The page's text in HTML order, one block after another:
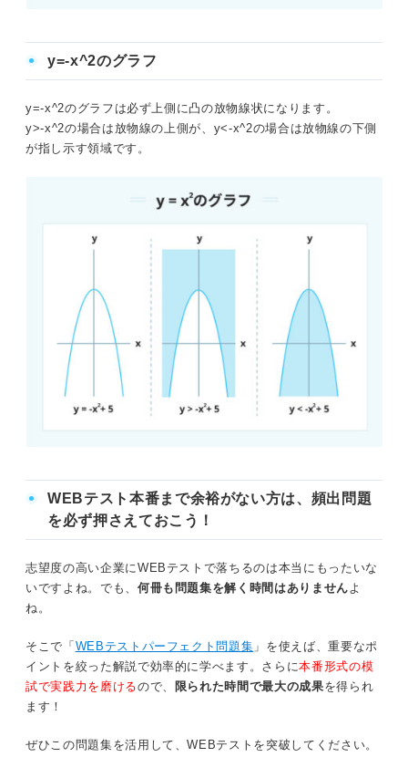
y=-x^2のグラフ
y=-x^2のグラフは必ず上側に凸の放物線状になります。
y>-x^2の場合は放物線の上側が、y<-x^2の場合は放物線の下側
が指し示す領域です。
WEBテスト本番まで余裕がない方は、頻出問題
を必ず押さえておこう！
志望度の高い企業にWEBテストで落ちるのは本当にもったいな
いですよね。でも、 何冊も問題集を解く時間はありませんよ
ね。
そこで「 WEBテストパーフェクト問題集 」を使えば、重要なポ
イントを絞った解説で効率的に学べます。さらに本番形式の模
試で実践力を磨けるので、 限られた時間で最大の成果を得られ
ます！
ぜひこの問題集を活用して、WEBテストを突破してください。